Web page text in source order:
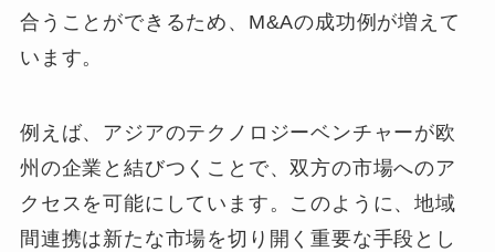
合うことができるため、M&Aの成功例が増えて
います。
例えば、アジアのテクノロジーベンチャーが欧
州の企業と結びつくことで、双方の市場へのア
クセスを可能にしています。このように、地域
間連携は新たな市場を切り開く重要な手段とし